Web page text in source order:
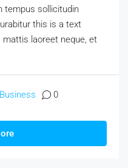
tempus sollicitudin
this is a text
mattis laoreet neque, et
Business 0